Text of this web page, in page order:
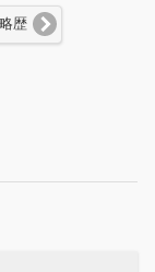
歴